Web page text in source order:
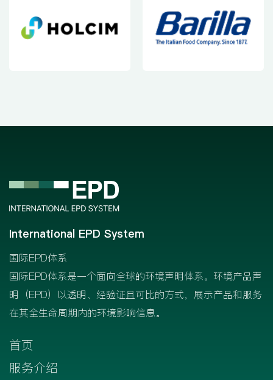
International EPD System
国际EPD体系
国际EPD体系是一个面向全球的环境声明体系。环境产品声
明（EPD）以透明、经验证且可比的方式，展示产品和服务
在其全生命周期内的环境影响信息。
首页
服务介绍